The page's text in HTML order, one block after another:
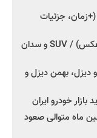
شروع فروش کوییک S سایپا -مرداد ۱۴۰۵ (+زمان، جزئیات
کرمان موتور به دنبال ۲ محصول جدید (+عکس) / SUV و سدان
بهمن دیزل و
خودرو ایران
ماه متوالی صعود